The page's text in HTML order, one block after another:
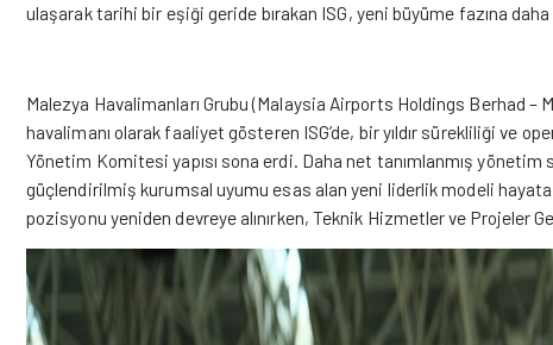
ulaşarak tarihi bir eşiği geride bırakan ISG, yeni büyüme fazına
Malezya Havalimanları Grubu (Malaysia Airports Holdings Berhad
havalimanı olarak faaliyet gösteren ISG’de, bir yıldır sürekliliği ve
Yönetim Komitesi yapısı sona erdi. Daha net tanımlanmış
güçlendirilmiş kurumsal uyumu esas alan yeni liderlik modeli
pozisyonu yeniden devreye alınırken, Teknik Hizmetler ve Projeler